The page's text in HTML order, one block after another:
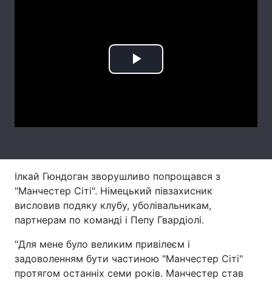
Тема оформлення
Play
Ілкай Гюндоган зворушливо попрощався з
"Манчестер Сіті". Німецький півзахисник
висловив подяку клубу, уболівальникам,
партнерам по команді і Пепу Гвардіолі.
"Для мене було великим привілеєм і
задоволенням бути частиною "Манчестер Сіті"
протягом останніх семи років. Манчестер став